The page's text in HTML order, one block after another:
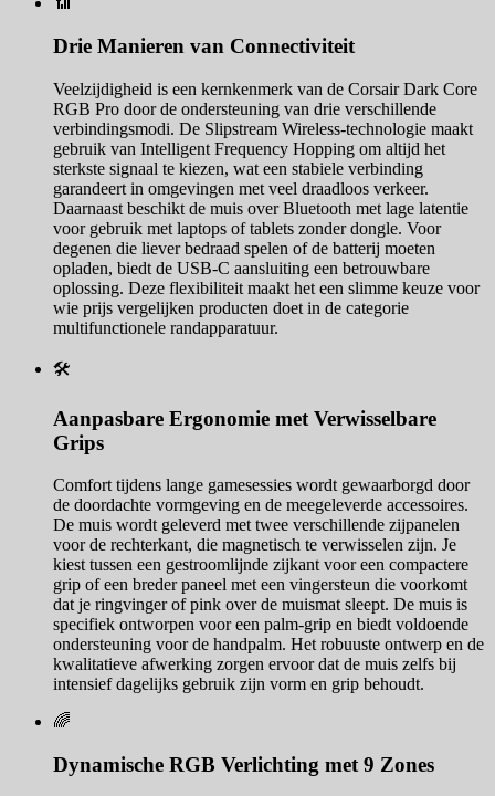
Drie Manieren van Connectiviteit
Veelzijdigheid is een kernkenmerk van de Corsair Dark Core
RGB Pro door de ondersteuning van drie verschillende
verbindingsmodi. De Slipstream Wireless-technologie maakt
gebruik van Intelligent Frequency Hopping om altijd het
sterkste signaal te kiezen, wat een stabiele verbinding
garandeert in omgevingen met veel draadloos verkeer.
Daarnaast beschikt de muis over Bluetooth met lage latentie
voor gebruik met laptops of tablets zonder dongle. Voor
degenen die liever bedraad spelen of de batterij moeten
opladen, biedt de USB-C aansluiting een betrouwbare
oplossing. Deze flexibiliteit maakt het een slimme keuze voor
wie prijs vergelijken producten doet in de categorie
multifunctionele randapparatuur.
🛠️
Aanpasbare Ergonomie met Verwisselbare
Grips
Comfort tijdens lange gamesessies wordt gewaarborgd door
de doordachte vormgeving en de meegeleverde accessoires.
De muis wordt geleverd met twee verschillende zijpanelen
voor de rechterkant, die magnetisch te verwisselen zijn. Je
kiest tussen een gestroomlijnde zijkant voor een compactere
grip of een breder paneel met een vingersteun die voorkomt
dat je ringvinger of pink over de muismat sleept. De muis is
specifiek ontworpen voor een palm-grip en biedt voldoende
ondersteuning voor de handpalm. Het robuuste ontwerp en de
kwalitatieve afwerking zorgen ervoor dat de muis zelfs bij
intensief dagelijks gebruik zijn vorm en grip behoudt.
🌈
Dynamische RGB Verlichting met 9 Zones